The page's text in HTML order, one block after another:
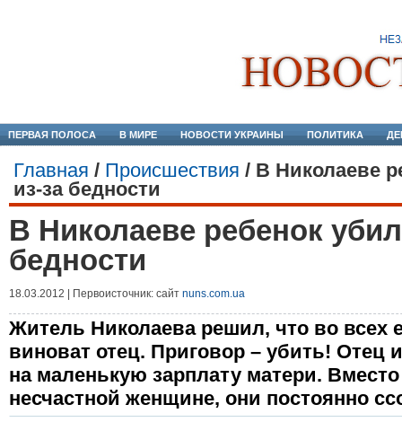
ПЕРВАЯ ПОЛОСА В МИРЕ НОВОСТИ УКРАИНЫ ПОЛИТИКА
Главная / Происшествия / В Николаеве
из-за бедности
В Николаеве ребенок
бедности
18.03.2012 | Первоисточник: сайт nuns.com.ua
Житель Николаева решил, что во всех
виноват отец. Приговор – убить! Отец
на маленькую зарплату матери.
несчастной женщине, они постоянно